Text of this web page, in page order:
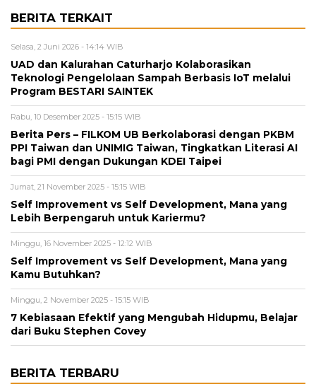
BERITA TERKAIT
Selasa, 2 Juni 2026 - 14:14 WIB
UAD dan Kalurahan Caturharjo Kolaborasikan
Teknologi Pengelolaan Sampah Berbasis IoT melalui
Program BESTARI SAINTEK
Rabu, 10 Desember 2025 - 15:15 WIB
Berita Pers – FILKOM UB Berkolaborasi dengan PKBM
PPI Taiwan dan UNIMIG Taiwan, Tingkatkan Literasi AI
bagi PMI dengan Dukungan KDEI Taipei
Jumat, 21 November 2025 - 15:15 WIB
Self Improvement vs Self Development, Mana yang
Lebih Berpengaruh untuk Kariermu?
Minggu, 16 November 2025 - 12:12 WIB
Self Improvement vs Self Development, Mana yang
Kamu Butuhkan?
Minggu, 2 November 2025 - 15:15 WIB
7 Kebiasaan Efektif yang Mengubah Hidupmu, Belajar
dari Buku Stephen Covey
BERITA TERBARU